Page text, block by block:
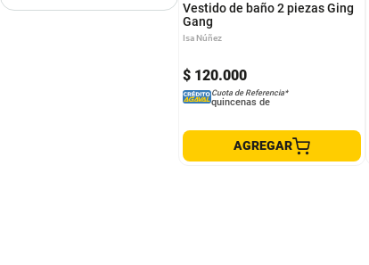
Vestido de baño 2 piezas Ging
Gang
Isa Núñez
$ 120.000
Cuota de Referencia*
quincenas de
AGREGAR